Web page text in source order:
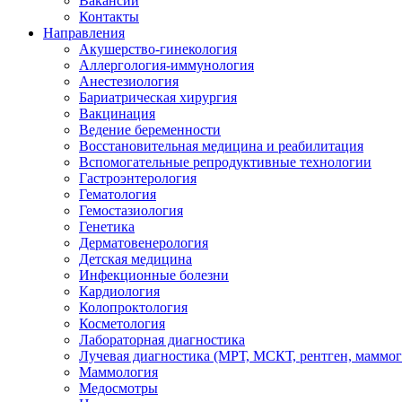
Контакты
Направления
Акушерство-гинекология
Аллергология-иммунология
Анестезиология
Бариатрическая хирургия
Вакцинация
Ведение беременности
Восстановительная медицина и реабилитация
Вспомогательные репродуктивные технологии
Гастроэнтерология
Гематология
Гемостазиология
Генетика
Дерматовенерология
Детская медицина
Инфекционные болезни
Кардиология
Колопроктология
Косметология
Лабораторная диагностика
Лучевая диагностика (МРТ, МСКТ, рентген,
Маммология
Медосмотры